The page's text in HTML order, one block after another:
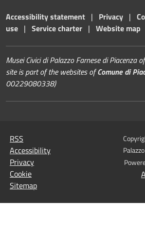
Accessibility statement | Privacy |
use | Service charter | Website map
Musei Civici di Palazzo Farnese di Piacenza
site is part of the websites ofComune di
00229080338)
RSS
Accessibility
Privacy
Cookie
Sitemap